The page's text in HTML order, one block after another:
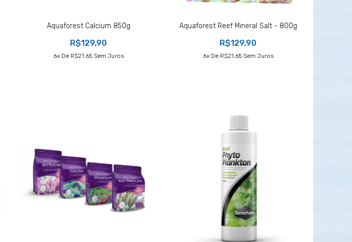
Aquaforest Calcium 850g
R$129,90
6X De R$21,65Sem Juros
Aquaforest Reef Mineral Salt - 800g
R$129,90
6X De R$21,65Sem Juros